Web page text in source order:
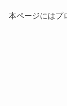
本ページにはプ